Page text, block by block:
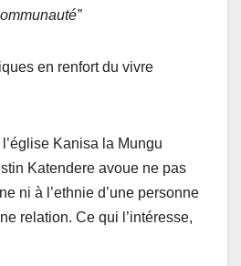
en renfort du vivre
Kanisa la Mungu
Katendere avoue ne pas
ni à l’ethnie d’une personne
relation. Ce qui l’intéresse,